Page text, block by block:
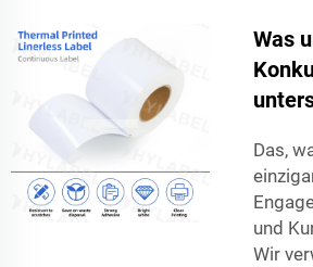
Was
Das,
und
Wir